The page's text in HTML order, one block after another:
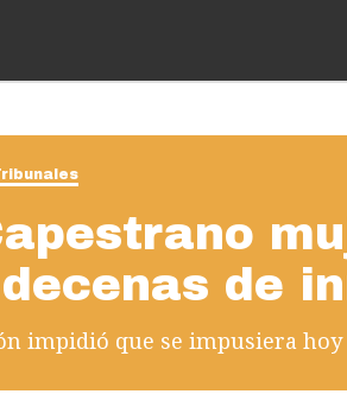
de
impidió que se impusiera hoy